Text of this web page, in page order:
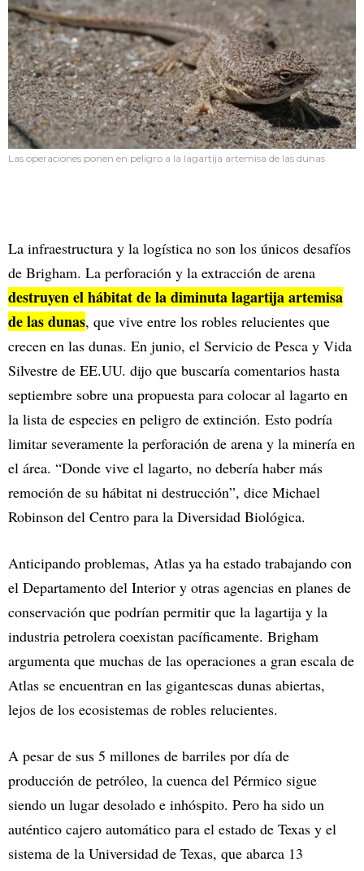
Las operaciones ponen en peligro a la lagartija artemisa de las dunas
La infraestructura y la logística no son los únicos desafíos
de Brigham. La perforación y la extracción de arena
destruyen el hábitat de la diminuta lagartija artemisa
de las dunas, que vive entre los robles relucientes que
crecen en las dunas. En junio, el Servicio de Pesca y Vida
Silvestre de EE.UU. dijo que buscaría comentarios hasta
septiembre sobre una propuesta para colocar al lagarto en
la lista de especies en peligro de extinción. Esto podría
limitar severamente la perforación de arena y la minería en
el área. “Donde vive el lagarto, no debería haber más
remoción de su hábitat ni destrucción”, dice Michael
Robinson del Centro para la Diversidad Biológica.
Anticipando problemas, Atlas ya ha estado trabajando con
el Departamento del Interior y otras agencias en planes de
conservación que podrían permitir que la lagartija y la
industria petrolera coexistan pacíficamente. Brigham
argumenta que muchas de las operaciones a gran escala de
Atlas se encuentran en las gigantescas dunas abiertas,
lejos de los ecosistemas de robles relucientes.
A pesar de sus 5 millones de barriles por día de
producción de petróleo, la cuenca del Pérmico sigue
siendo un lugar desolado e inhóspito. Pero ha sido un
auténtico cajero automático para el estado de Texas y el
sistema de la Universidad de Texas, que abarca 13